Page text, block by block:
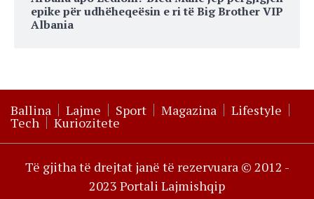
epike për udhëheqeësin e ri të Big Brother VIP
Albania
Ballina Lajme Sport Magazina Lifestyle
Tech Kuriozitete
Të gjitha të drejtat janë të rezervuara © 2012 -
2023 Portali Lajmishqip